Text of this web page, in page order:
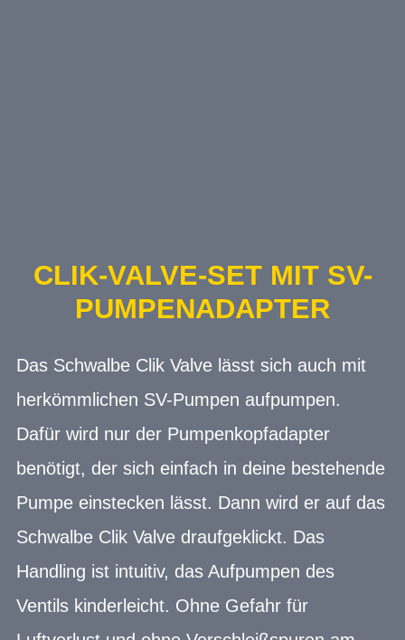
CLIK-VALVE-SET MIT SV-
PUMPENADAPTER
Das Schwalbe Clik Valve lässt sich auch mit
herkömmlichen SV-Pumpen aufpumpen.
Dafür wird nur der Pumpenkopfadapter
benötigt, der sich einfach in deine bestehende
Pumpe einstecken lässt. Dann wird er auf das
Schwalbe Clik Valve draufgeklickt. Das
Handling ist intuitiv, das Aufpumpen des
Ventils kinderleicht. Ohne Gefahr für